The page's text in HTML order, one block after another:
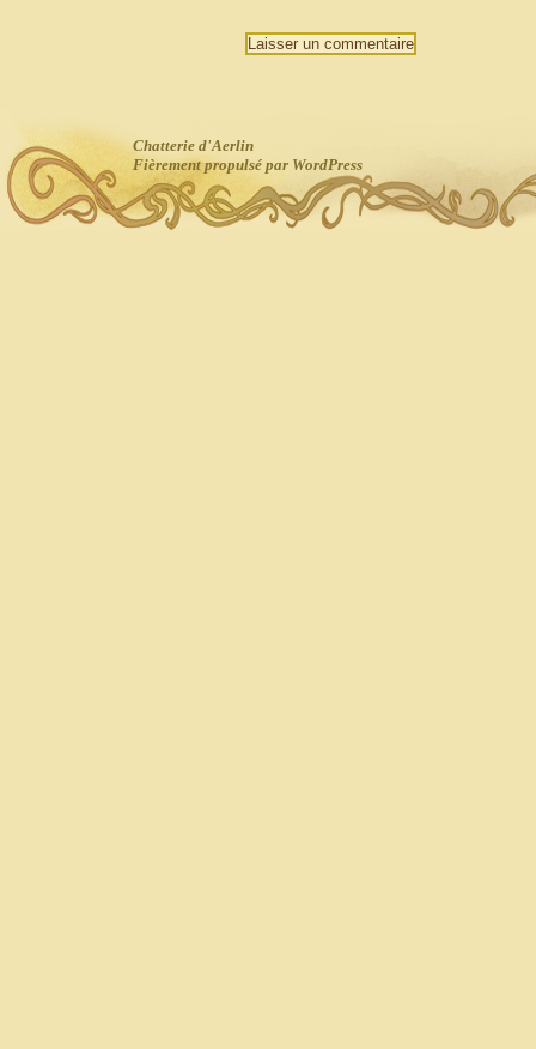
Chatterie d'Aerlin
Fièrement propulsé par WordPress